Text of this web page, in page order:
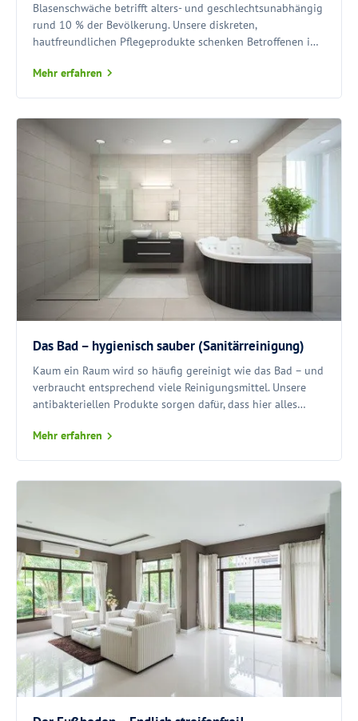
Blasenschwäche betrifft alters- und geschlechtsunabhängig
rund 10 % der Bevölkerung. Unsere diskreten,
hautfreundlichen Pflegeprodukte schenken Betroffenen im
Mehr erfahren
Das Bad – hygienisch sauber (Sanitärreinigung)
Kaum ein Raum wird so häufig gereinigt wie das Bad – und
verbraucht entsprechend viele Reinigungsmittel. Unsere
antibakteriellen Produkte sorgen dafür, dass hier alles
Mehr erfahren